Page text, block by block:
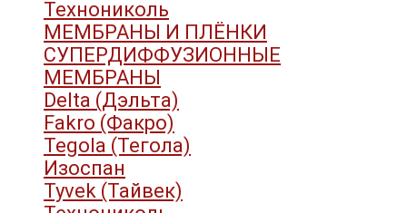
Технониколь
МЕМБРАНЫ И ПЛЁНКИ
СУПЕРДИФФУЗИОННЫЕ
МЕМБРАНЫ
Delta (Дэльта)
Fakro (Факро)
Tegola (Тегола)
Изоспан
Tyvek (Тайвек)